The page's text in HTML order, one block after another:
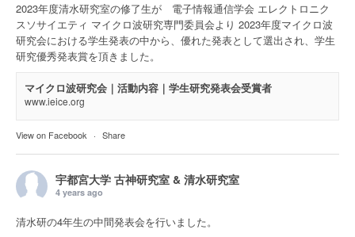
2023年度清水研究室の修了生が 電子情報通信学会 エレクトロニク
スソサイエティ マイクロ波研究専門委員会より 2023年度マイクロ波
研究会における学生発表の中から、優れた発表として選出され、学生
研究優秀発表賞を頂きました。
マイクロ波研究会｜活動内容｜学生研究発表会受賞者
www.ieice.org
View on Facebook · Share
宇都宮大学 古神研究室 & 清水研究室
4 years ago
清水研の4年生の中間発表会を行いました。